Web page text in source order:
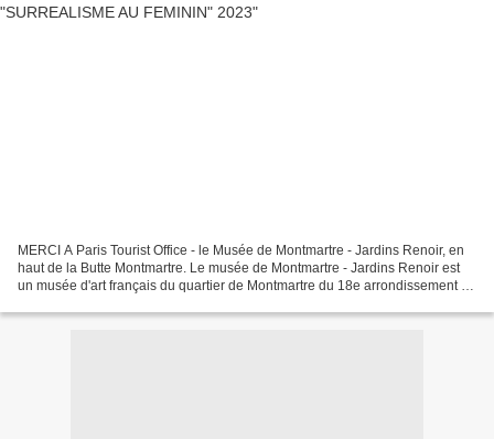
MERCI A Paris Tourist Office - le Musée de Montmartre - Jardins Renoir, en
haut de la Butte Montmartre. Le musée de Montmartre - Jardins Renoir est
un musée d'art français du quartier de Montmartre du 18e arrondissement de